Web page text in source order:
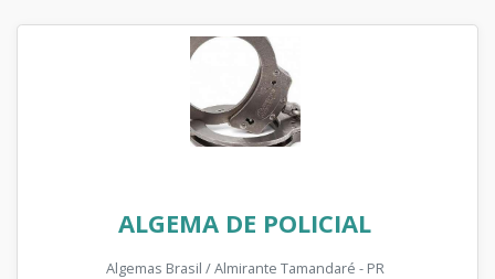
ALGEMA DE POLICIAL
Algemas Brasil / Almirante Tamandaré - PR